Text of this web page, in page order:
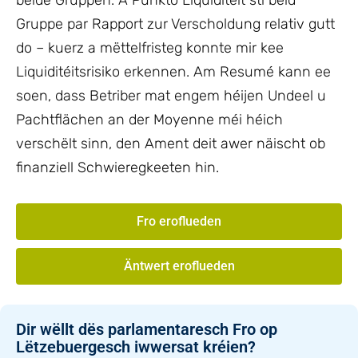
Gruppe par Rapport zur Verscholdung relativ gutt
do – kuerz a mëttelfristeg konnte mir kee
Liquiditéitsrisiko erkennen. Am Resumé kann ee
soen, dass Betriber mat engem héijen Undeel u
Pachtflächen an der Moyenne méi héich
verschëlt sinn, den Ament deit awer näischt ob
finanziell Schwieregkeeten hin.
Fro eroflueden
Äntwert eroflueden
Dir wëllt dës parlamentaresch Fro op
Lëtzebuergesch iwwersat kréien?